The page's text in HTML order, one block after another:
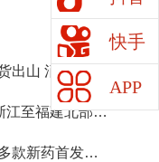
快手
APP
出山 消费进山
江至福建北部沿
款新药首发渠